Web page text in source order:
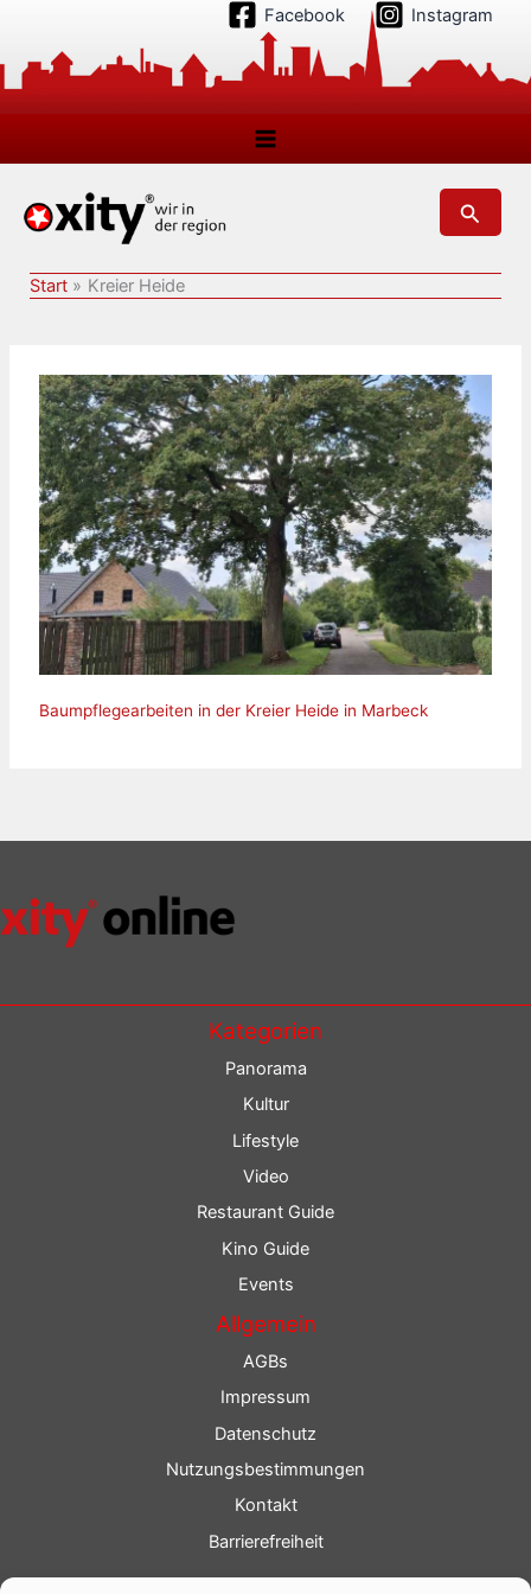
springen
Facebook Instagram
Suchen
Start Kreier Heide
Baumpflegearbeiten in der Kreier Heide in Marbeck
Kategorien
Panorama
Kultur
Lifestyle
Video
Restaurant Guide
Kino Guide
Events
Allgemein
AGBs
Impressum
Datenschutz
Nutzungsbestimmungen
Kontakt
Barrierefreiheit